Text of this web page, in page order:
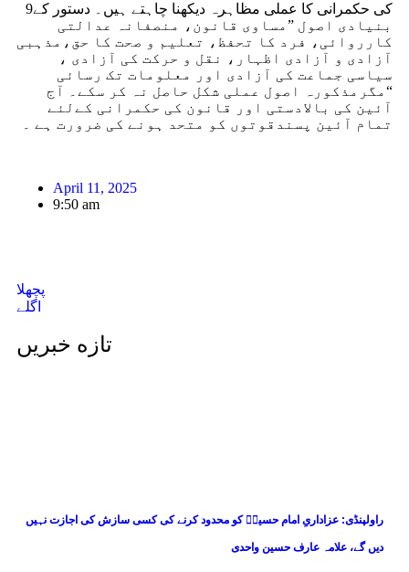
تازه خبریں
راولپنڈی: عزاداریِ امام حسینؑ کو محدود کرنے کی کسی سازش کی اجازت نہیں
دیں گے، علامہ عارف حسین واحدی
کی حکمرانی کا عملی مظاہرہ دیکھنا چاہتے ہیں۔ دستور کے9
بنیادی اصول ”مساوی قانون، منصفانہ عدالتی
کارروائی، فرد کا تحفظ، تعلیم و صحت کا حق،مذہبی
آزادی و آزادی اظہار، نقل و حرکت کی آزادی ،
سیاسی جماعت کی آزادی اور معلومات تک رسائی
“مگرمذکورہ اصول عملی شکل حاصل نہ کر سکے۔ آج
آئین کی بالادستی اور قانون کی حکمرانی کےلئے
تمام آئین پسندقوتوں کو متحد ہونے کی ضرورت ہے ۔
April 11, 2025
9:50 am
پچھلا
اگلے